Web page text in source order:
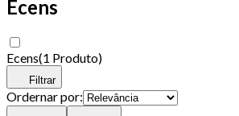
Ecens
Ecens(1 Produto)
Filtrar
Ordernar por: